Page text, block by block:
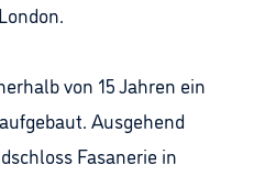
von 15 Jahren ein
Ausgehend
Fasanerie in